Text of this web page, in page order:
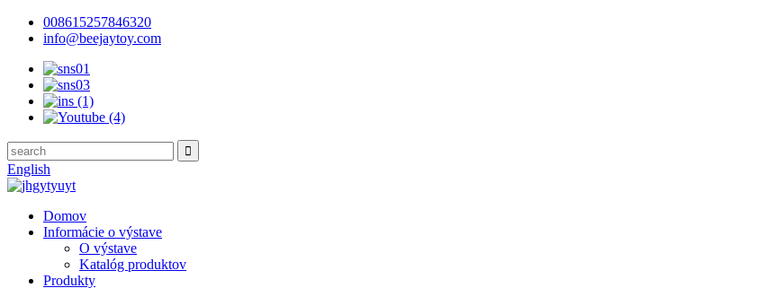
008615257846320
info@beejaytoy.com
English
Domov
Informácie o výstave
O výstave
Katalóg produktov
Produkty